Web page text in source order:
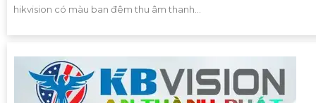
hikvision có màu ban đêm thu âm thanh...